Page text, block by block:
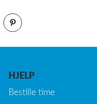
HJELP
Bestille time